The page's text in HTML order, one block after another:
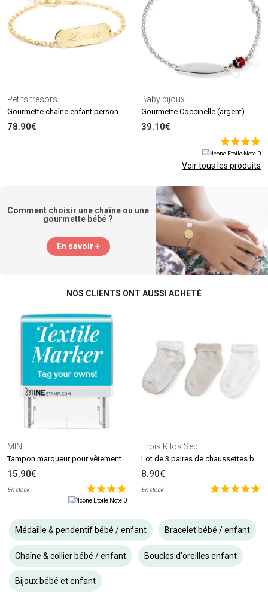
Petits trésors
Gourmette chaîne enfant personnalisée (plaqué or 18 carats)
78.90€
Baby bijoux
Gourmette Coccinelle (argent)
39.10€
Voir tous les produits
Comment choisir une chaîne ou une
gourmette bébé ?
En savoir +
NOS CLIENTS ONT AUSSI ACHETÉ
MINE
15.90€
En stock
Trois Kilos Sept
8.90€
En stock
Médaille & pendentif bébé / enfant Bracelet bébé / enfant
Chaîne & collier bébé / enfant Boucles d'oreilles enfant
Bijoux bébé et enfant